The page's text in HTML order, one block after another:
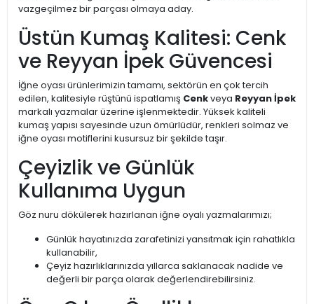
vazgeçilmez bir parçası olmaya aday.
Üstün Kumaş Kalitesi: Cenk
ve Reyyan İpek Güvencesi
İğne oyası ürünlerimizin tamamı, sektörün en çok tercih
edilen, kalitesiyle rüştünü ispatlamış Cenkveya Reyyan İpek
markalı yazmalar üzerine işlenmektedir. Yüksek kaliteli
kumaş yapısı sayesinde uzun ömürlüdür, renkleri solmaz ve
iğne oyası motiflerini kusursuz bir şekilde taşır.
Çeyizlik ve Günlük
Kullanıma Uygun
Göz nuru dökülerek hazırlanan iğne oyalı yazmalarımızı;
Günlük hayatınızda zarafetinizi yansıtmak için rahatlıkla
kullanabilir,
Çeyiz hazırlıklarınızda yıllarca saklanacak nadide ve
değerli bir parça olarak değerlendirebilirsiniz.